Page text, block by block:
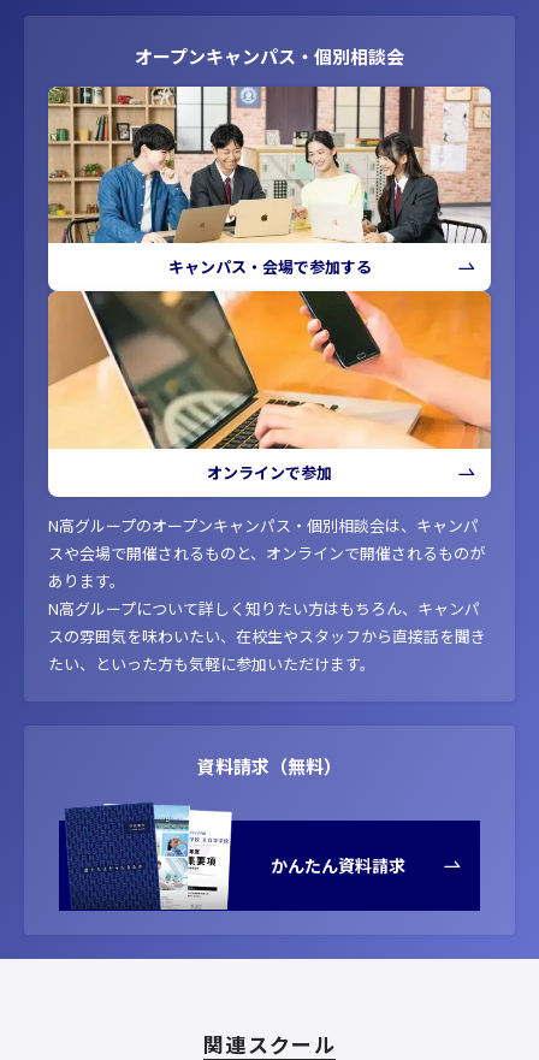
オープンキャンパス・個別相談会
キャンパス・会場で参加する
オンラインで参加
N高グループのオープンキャンパス・個別相談会は、キャンパ
スや会場で開催されるものと、オンラインで開催されるものが
あります。
N高グループについて詳しく知りたい方はもちろん、キャンパ
スの雰囲気を味わいたい、在校生やスタッフから直接話を聞き
たい、といった方も気軽に参加いただけます。
資料請求（無料）
かんたん資料請求
関連スクール